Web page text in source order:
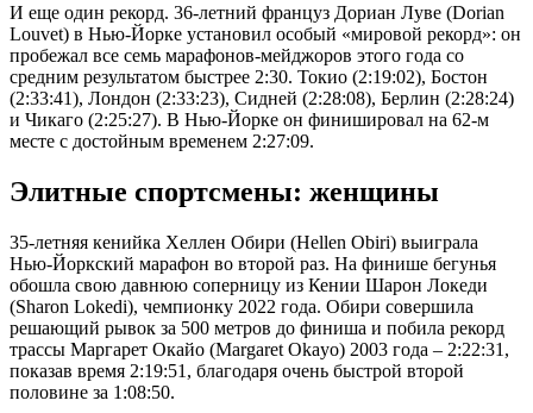
И еще один рекорд. 36-летний француз Дориан Луве (Dorian
Louvet) в Нью-Йорке установил особый «мировой рекорд»: он
пробежал все семь марафонов-мейджоров этого года со
средним результатом быстрее 2:30. Токио (2:19:02), Бостон
(2:33:41), Лондон (2:33:23), Сидней (2:28:08), Берлин (2:28:24)
и Чикаго (2:25:27). В Нью-Йорке он финишировал на 62-м
месте с достойным временем 2:27:09.
Элитные спортсмены: женщины
35-летняя кенийка Хеллен Обири (Hellen Obiri) выиграла
Нью-Йоркский марафон во второй раз. На финише бегунья
обошла свою давнюю соперницу из Кении Шарон Локеди
(Sharon Lokedi), чемпионку 2022 года. Обири совершила
решающий рывок за 500 метров до финиша и побила рекорд
трассы Маргарет Окайо (Margaret Okayo) 2003 года – 2:22:31,
показав время 2:19:51, благодаря очень быстрой второй
половине за 1:08:50.